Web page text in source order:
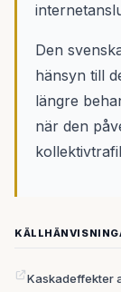
Den
hänsyn till
längre
när den
Kaskadeffekter